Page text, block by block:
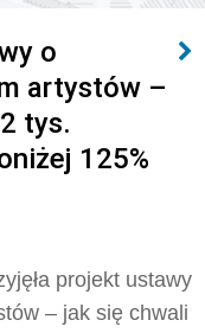
o
artystów –
tys.
125%
projekt ustawy
– jak się chwali